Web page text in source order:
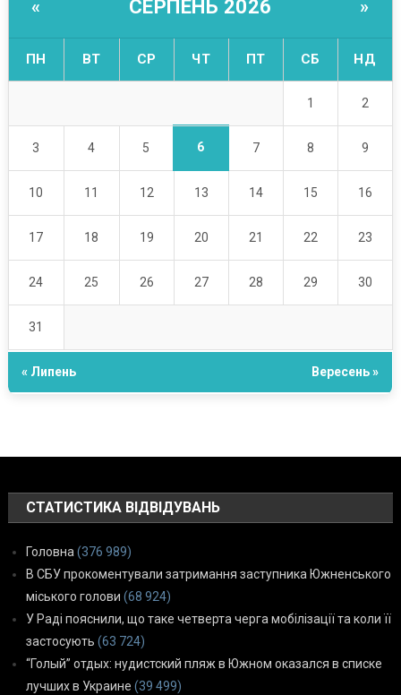
« СЕРПЕНЬ 2026 »
ПН ВТ СР ЧТ ПТ СБ НД
1 2
3 4 5 6 7 8 9
10 11 12 13 14 15 16
17 18 19 20 21 22 23
24 25 26 27 28 29 30
31
« Липень Вересень »
СТАТИСТИКА ВІДВІДУВАНЬ
Головна (376 989)
В СБУ прокоментували затримання заступника Южненського
міського голови (68 924)
У Раді пояснили, що таке четверта черга мобілізації та коли її
застосують (63 724)
“Голый” отдых: нудистский пляж в Южном оказался в списке
лучших в Украине (39 499)